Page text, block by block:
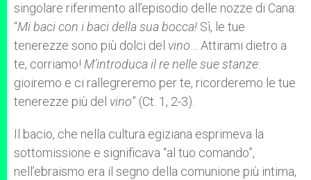
singolare riferimento all’episodio delle nozze di Cana:
“Mi baci con i baci della sua bocca! Sì, le tue
tenerezze sono più dolci del vino… Attirami dietro a
te, corriamo! M’introduca il re nelle sue stanze:
gioiremo e ci rallegreremo per te, ricorderemo le tue
tenerezze più del vino” (Ct. 1, 2-3).
Il bacio, che nella cultura egiziana esprimeva la
sottomissione e significava “al tuo comando”,
nell’ebraismo era il segno della comunione più intima,